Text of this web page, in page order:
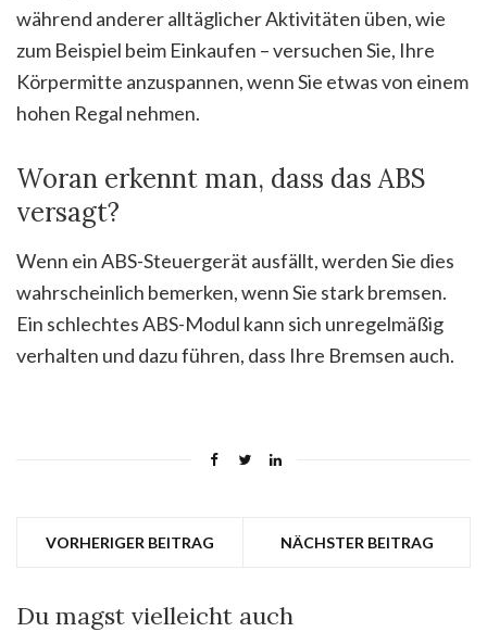
während anderer alltäglicher Aktivitäten üben, wie
zum Beispiel beim Einkaufen – versuchen Sie, Ihre
Körpermitte anzuspannen, wenn Sie etwas von einem
hohen Regal nehmen.
Woran erkennt man, dass das ABS
versagt?
Wenn ein ABS-Steuergerät ausfällt, werden Sie dies
wahrscheinlich bemerken, wenn Sie stark bremsen.
Ein schlechtes ABS-Modul kann sich unregelmäßig
verhalten und dazu führen, dass Ihre Bremsen auch.
VORHERIGER BEITRAG NÄCHSTER BEITRAG
Du magst vielleicht auch